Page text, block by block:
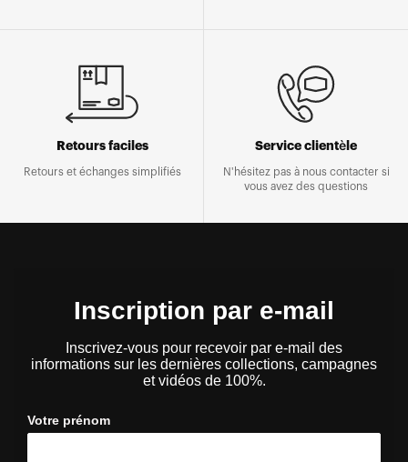
Retours faciles
Retours et échanges simplifiés
Service clientèle
N'hésitez pas à nous contacter si
vous avez des questions
Inscription par e-mail
Inscrivez-vous pour recevoir par e-mail des
informations sur les dernières collections, campagnes
et vidéos de 100%.
Votre prénom